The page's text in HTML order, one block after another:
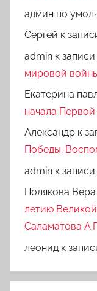
админ по
Сергей к
admin к записи
мировой
Екатерина
начала
Александр к
Победы.
admin к записи
Полякова
летию
Саламатова
леонид к